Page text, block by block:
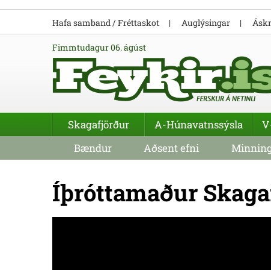
fimmtudagur 06. ágúst
Íþróttamaður
Hafa samband / Fréttaskot Auglýsingar
Skagafjörður A-Húnavatnssýsla
Bændur
Aðsent efni